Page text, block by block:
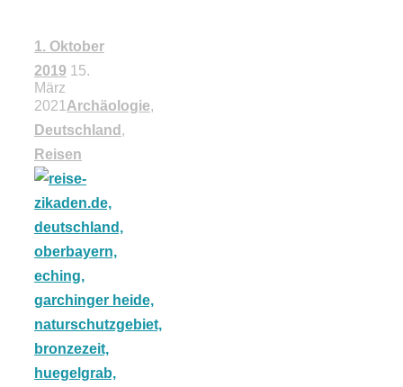
1. Oktober
2019 15.
März
2021 Archäologie,
Deutschland ,
Reisen